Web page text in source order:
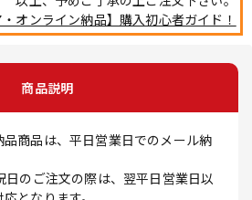
オンライン納品】購入初心者ガイド！
商品説明
商品は、平日営業日でのメール納
のご注文の際は、翌平日営業日以